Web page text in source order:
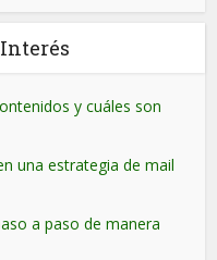
y cuáles son
una estrategia de mail
a paso de manera